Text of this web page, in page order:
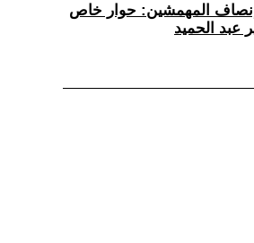
وإنصاف المهمشين: حوار خاص
عبد الحميد